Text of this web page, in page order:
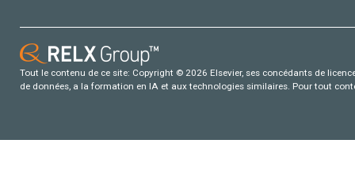
Tout le contenu de ce site: Copyright © 2026 Elsevier, ses concédants de
de données, a la formation en IA et aux technologies similaires. Pour tout